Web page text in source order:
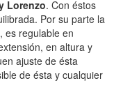
Lorenzo. Con éstos
Por su parte la
es regulable en
en altura y
ajuste de ésta
de ésta y cualquier